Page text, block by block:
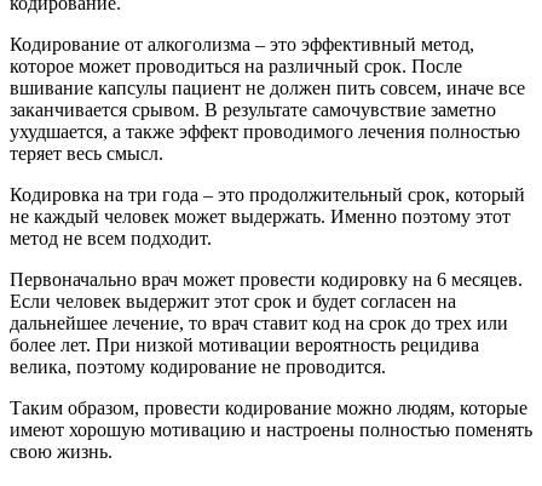
Кодирование от алкоголизма – это эффективный метод,
которое может проводиться на различный срок. После
вшивание капсулы пациент не должен пить совсем, иначе все
заканчивается срывом. В результате самочувствие заметно
ухудшается, а также эффект проводимого лечения полностью
теряет весь смысл.
Кодировка на три года – это продолжительный срок, который
не каждый человек может выдержать. Именно поэтому этот
метод не всем подходит.
Первоначально врач может провести кодировку на 6 месяцев.
Если человек выдержит этот срок и будет согласен на
дальнейшее лечение, то врач ставит код на срок до трех или
более лет. При низкой мотивации вероятность рецидива
велика, поэтому кодирование не проводится.
Таким образом, провести кодирование можно людям, которые
имеют хорошую мотивацию и настроены полностью поменять
свою жизнь.